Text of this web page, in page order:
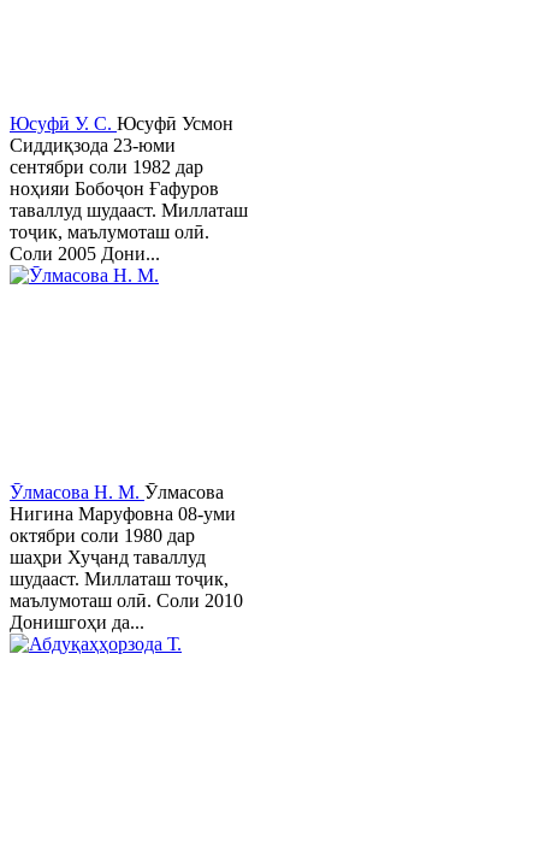
Юсуфӣ У. C. Юсуфӣ Усмон
Сиддиқзода 23-юми
сентябри соли 1982 дар
ноҳияи Бобоҷон Ғафуров
таваллуд шудааст. Миллаташ
тоҷик, маълумоташ олӣ.
Соли 2005 Дони...
Ӯлмасова Н. М. Ӯлмасова
Нигина Маруфовна 08-уми
октябри соли 1980 дар
шаҳри Хуҷанд таваллуд
шудааст. Миллаташ тоҷик,
маълумоташ олӣ. Соли 2010
Донишгоҳи да...